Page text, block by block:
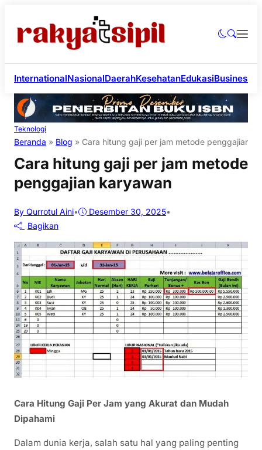
InternationalNasionalDaerahKesehatanEdukasiBusiness
Teknologi
Beranda » Blog » Cara hitung gaji per jam metode penggajian
Cara hitung gaji per jam metode
penggajian karyawan
By Qurrotul Aini• Desember 30, 2025•
Bagikan
Cara Hitung Gaji Per Jam yang Akurat dan Mudah
Dipahami
Dalam dunia kerja, salah satu hal yang paling penting